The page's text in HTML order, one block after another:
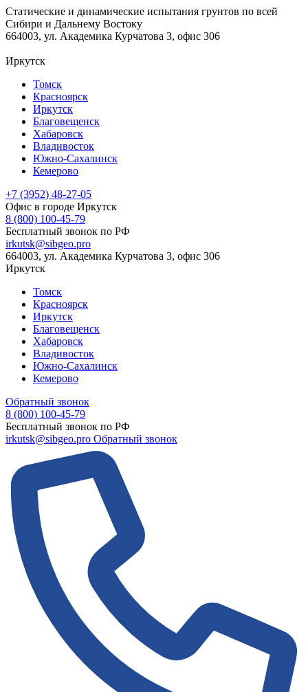
Статические и динамические испытания грунтов по всей
Сибири и Дальнему Востоку
664003, ул. Академика Курчатова 3, офис 306
Иркутск
Томск
Красноярск
Иркутск
Благовещенск
Хабаровск
Владивосток
Южно-Сахалинск
Кемерово
+7 (3952) 48-27-05
Офис в городе Иркутск
8 (800) 100-45-79
Бесплатный звонок по РФ
irkutsk@sibgeo.pro
664003, ул. Академика Курчатова 3, офис 306
Иркутск
Томск
Красноярск
Иркутск
Благовещенск
Хабаровск
Владивосток
Южно-Сахалинск
Кемерово
Обратный звонок
8 (800) 100-45-79
Бесплатный звонок по РФ
irkutsk@sibgeo.pro Обратный звонок